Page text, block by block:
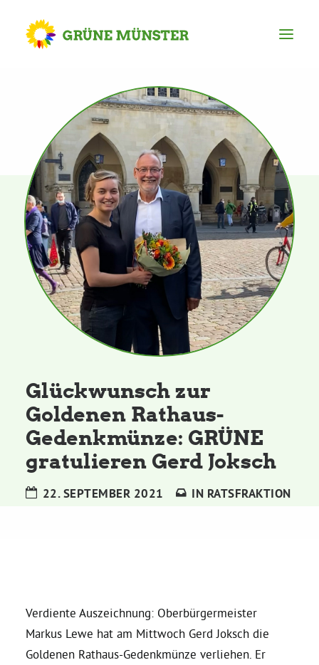
Partei
Kreisvorstand
Kreisgeschäftsstelle
Mitgliederversammlung
Ortsverbände
Kommissionen
Grünes Zentrum
Personen
Sylvia Rietenberg, MdB
Robin Korte, MdL
Glückwunsch zur
Goldenen Rathaus-
Gedenkmünze: GRÜNE
gratulieren Gerd Joksch
22. SEPTEMBER 2021 IN RATSFRAKTION
Verdiente Auszeichnung: Oberbürgermeister
Markus Lewe hat am Mittwoch Gerd Joksch die
Goldenen Rathaus-Gedenkmünze verliehen. Er